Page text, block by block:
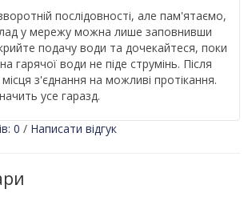
послідовності, але пам'ятаємо,
у мережу можна лише заповнивши
подачу води та дочекайтеся, поки
гарячої води не піде струмінь. Після
з'єднання на можливі протікання.
усе гаразд.
0 / Написати відгук